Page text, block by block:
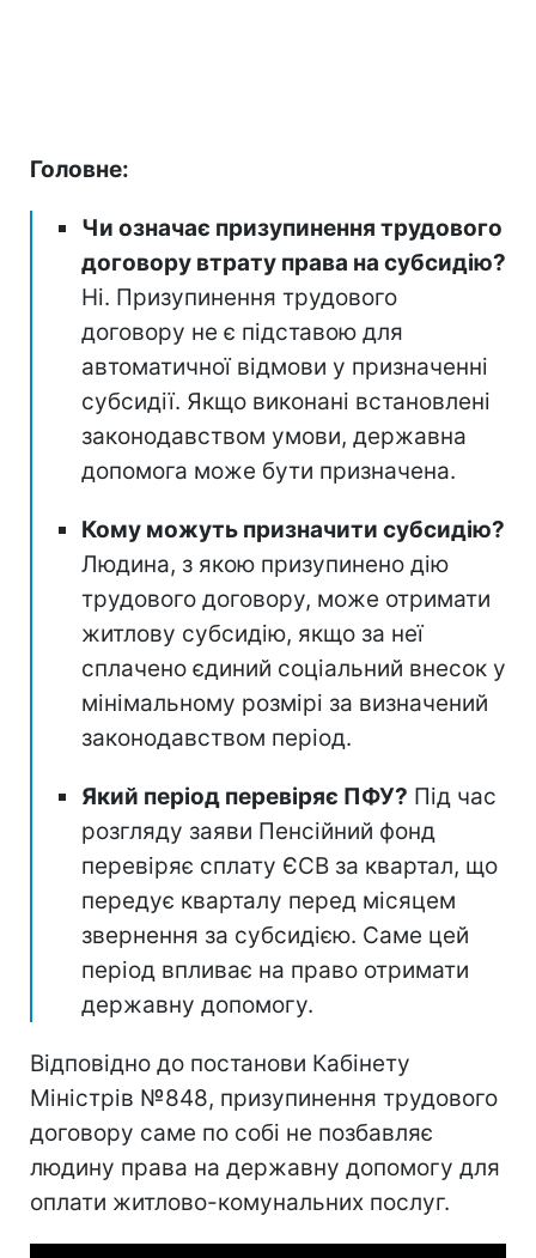
Головне:
Чи означає призупинення трудового
договору втрату права на субсидію?
Ні. Призупинення трудового
договору не є підставою для
автоматичної відмови у призначенні
субсидії. Якщо виконані встановлені
законодавством умови, державна
допомога може бути призначена.
Кому можуть призначити субсидію?
Людина, з якою призупинено дію
трудового договору, може отримати
житлову субсидію, якщо за неї
сплачено єдиний соціальний внесок у
мінімальному розмірі за визначений
законодавством період.
Який період перевіряє ПФУ? Під час
розгляду заяви Пенсійний фонд
перевіряє сплату ЄСВ за квартал, що
передує кварталу перед місяцем
звернення за субсидією. Саме цей
період впливає на право отримати
державну допомогу.
Відповідно до постанови Кабінету
Міністрів №848, призупинення трудового
договору саме по собі не позбавляє
людину права на державну допомогу для
оплати житлово-комунальних послуг.